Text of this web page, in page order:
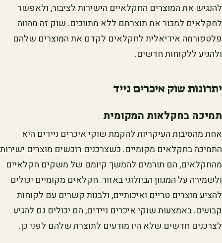
להנגיש את המוצרים החקלאיים הישירות לציבור, ולאפשר
לחקלאים למכור את תוצרתם ללא מתווכים. שוק זה מהווה
פלטפורמה אידיאלית לחקלאים לקדם את המוצרים שלהם
ולהגיע ללקוחות חדשים.
יתרונות שוק איכרים נייד
תמיכה בחקלאות המקומית
אחת מהסיבות העיקריות להקמת שוקי איכרים ניידים היא
התמיכה בחקלאים מקומיים. כשצרכנים רוכשים מוצרים ישירות
מהחקלאים, הם תורמים להמשך קיומם של משקים חקלאיים
ולשמירה על המגוון הביולוגי באזור. חקלאים מקומיים יכולים
להציע מוצרים טריים ואיכותיים, ולבנות קשרים עם לקוחות
קבועים. באמצעות שוקי איכרים ניידים, הם יכולים גם להגיע
לצרכנים חדשים שלא היו מודעים לתוצרת שלהם לפני כן.